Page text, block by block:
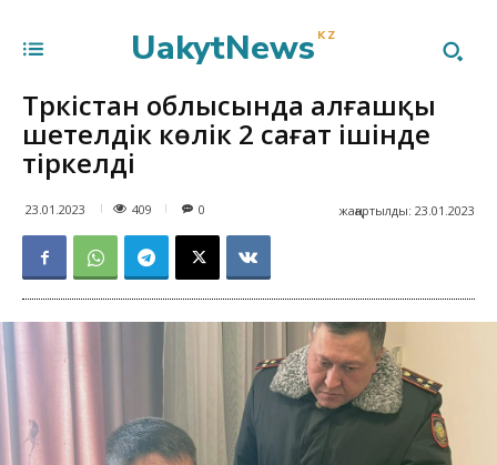
UakytNews KZ
Түркістан облысында алғашқы
шетелдік көлік 2 сағат ішінде
тіркелді
23.01.2023 409 жаңартылды: 23.01.2023
0